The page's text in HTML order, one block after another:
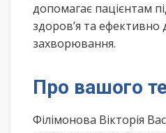
допомагає пацієнтам
здоров’я та ефективно
захворювання.
Про вашого
Філімонова Вікторія